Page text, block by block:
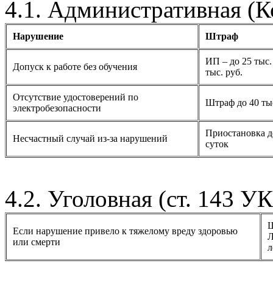
4.1. Административная
Нарушение Штраф
Допуск к работе без обучения
ИП – до 25 тыс.
тыс. руб.
Отсутствие удостоверений по
электробезопасности
Штраф до 40
Несчастный случай из-за нарушений
Приостановка
суток
4.2. Уголовная (ст. 143
Если нарушение привело к тяжелому вреду здоровью
или смерти